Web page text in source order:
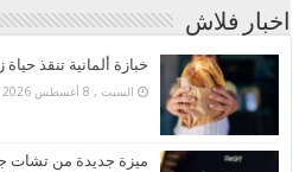
اخبار فلاش
خبازة ألمانية تنقذ
السبت , 8 أغسطس 2026
ميزة جديدة من تشات